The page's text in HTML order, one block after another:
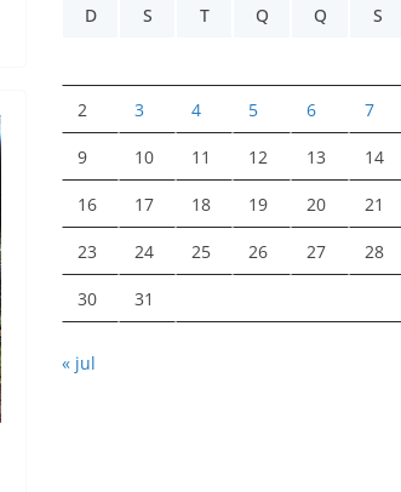
D
S T Q Q S
2 3 4 5 6 7
9 10 11 12 13 14
16 17 18 19 20 21
23 24 25 26 27 28
30 31
« jul